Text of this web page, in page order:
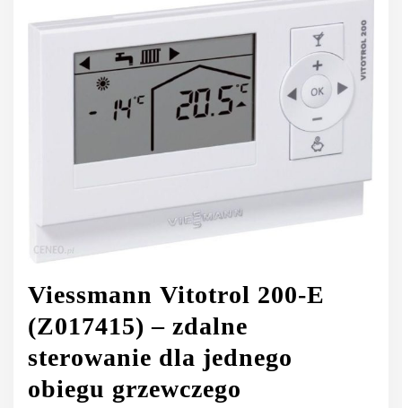
Viessmann Vitotrol 200-E
(Z017415) – zdalne
sterowanie dla jednego
obiegu grzewczego